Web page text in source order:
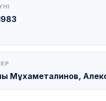
Мұхаметалинов,